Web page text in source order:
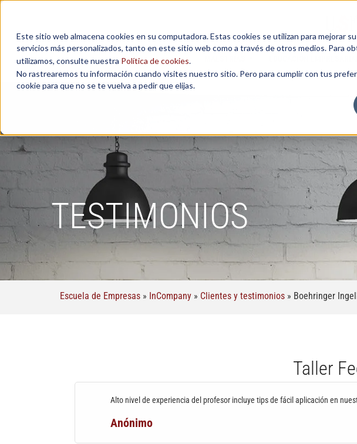
Este sitio web almacena cookies en su computadora. Estas cookies se utilizan para mejorar
servicios más personalizados, tanto en este sitio web como a través de otros medios. Para
utilizamos, consulte nuestra Política de cookies.
No rastrearemos tu información cuando visites nuestro sitio. Pero para cumplir con tus
cookie para que no se te vuelva a pedir que elijas.
TESTIMONIOS
Escuela de Empresas » InCompany » Clientes y testimonios » Boehringer
Taller
Alto nivel de experiencia del profesor incluye tips de fácil aplicación en
Anónimo